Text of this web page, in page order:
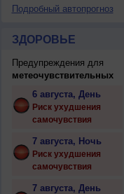
Подробный автопрогноз
ЗДОРОВЬЕ
Предупреждения для
метеочувствительных
6 августа, День
Риск ухудшения
самочувствия
7 августа, Ночь
Риск ухудшения
самочувствия
7 августа, День